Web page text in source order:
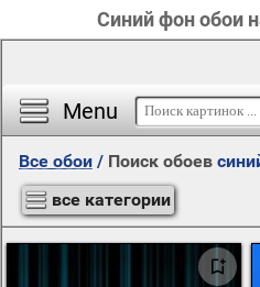
Синий фон обои
Menu
Все обои / Поиск обоев
все категории